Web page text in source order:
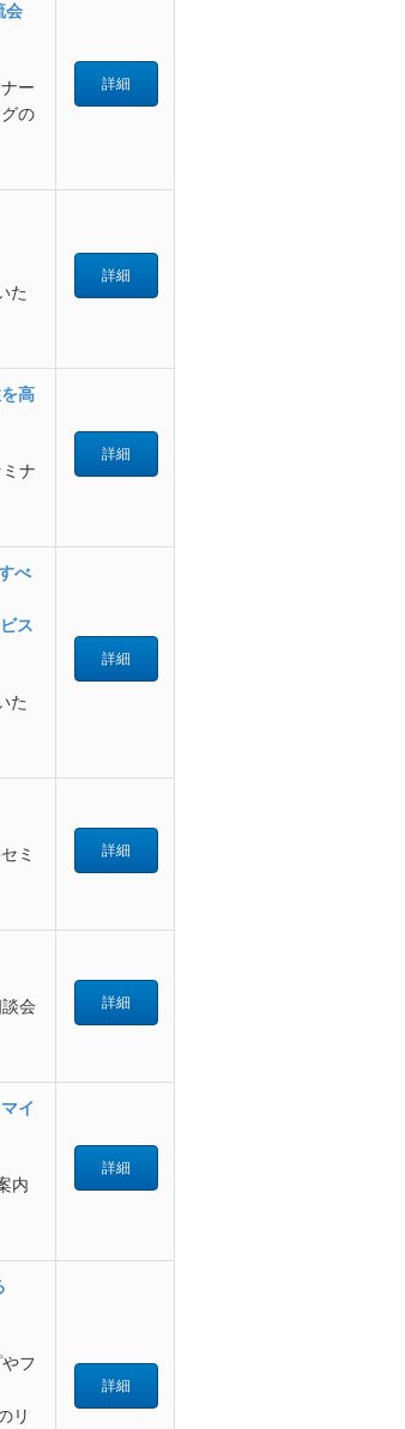
会
ー
の
詳細
た
詳細
高
ナ
詳細
べ
ス
た
詳細
ミ
詳細
会
詳細
イ
内
詳細
フ
リ
詳細